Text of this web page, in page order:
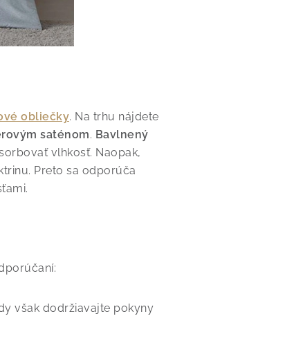
obliečky. Na trhu nájdete
saténom. Bavlnený
vlhkosť. Naopak,
Preto sa odporúča
však dodržiavajte pokyny